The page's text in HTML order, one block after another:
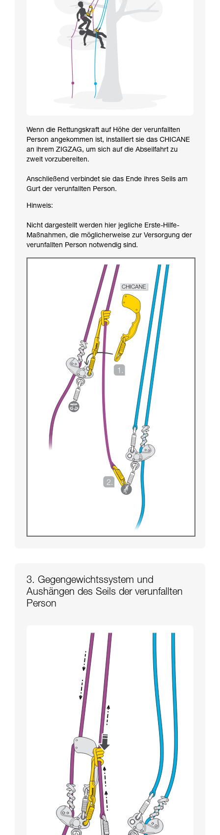
Wenn die Rettungskraft auf Höhe der verunfallten
Person angekommen ist, installiert sie das CHICANE
an ihrem ZIGZAG, um sich auf die Abseilfahrt zu
zweit vorzubereiten.
Anschließend verbindet sie das Ende ihres Seils am
Gurt der verunfallten Person.
Hinweis:
Nicht dargestellt werden hier jegliche Erste-Hilfe-
Maßnahmen, die möglicherweise zur Versorgung der
verunfallten Person notwendig sind.
3. Gegengewichtssystem und
Aushängen des Seils der verunfallten
Person